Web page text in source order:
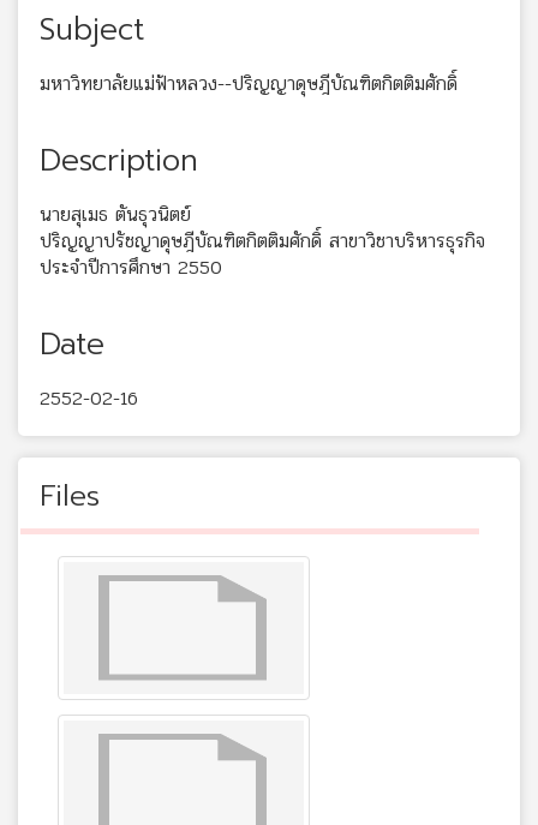
Subject
มหาวิทยาลัยแม่ฟ้าหลวง--ปริญญาดุษฎีบัณฑิตกิตติมศักดิ์
Description
นายสุเมธ ตันธุวนิตย์
ปริญญาปรัชญาดุษฎีบัณฑิตกิตติมศักดิ์ สาขาวิชาบริหารธุรกิจ
ประจำปีการศึกษา 2550
Date
2552-02-16
Files